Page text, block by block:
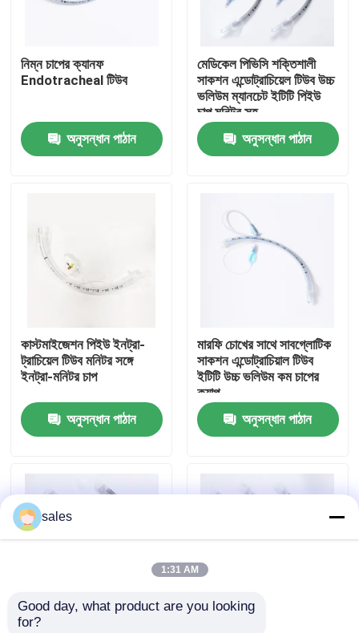
VR প্রদর্শন
কারখানা ভ্রমণ
মান নিয়ন্ত্রণ
আমাদের সাথে যোগাযোগ করুন
উদ্ধৃতির জন্য আবেদন
ল্যারিঞ্জিয়াল মাস্ক এয়ারওয়ে
নিম্ন চাপের ক্যানফ
Endotracheal টিউব
অনুসন্ধান পাঠান
মেডিকেল পিভিসি শক্তিশালী
সাকশন এন্ডোট্রাচিয়েল টিউব উচ্চ
ভলিউম ম্যানচেট ইটিটি পিইউ
চাপ মনিটর সহ
অনুসন্ধান পাঠান
কাস্টমাইজেশন পিইউ ইনট্রা-
ট্রাচিয়েল টিউব মনিটর সঙ্গে
ইনট্রা-মনিটর চাপ
অনুসন্ধান পাঠান
মারফি চোখের সাথে সাবগ্লোটিক
সাকশন এন্ডোট্রাচিয়াল টিউব
ইটিটি উচ্চ ভলিউম কম চাপের
ক্যাপ
অনুসন্ধান পাঠান
মেডিকেল গ্রেড পিভিসি
sales
1:31 AM
Good day, what product are you looking
for?